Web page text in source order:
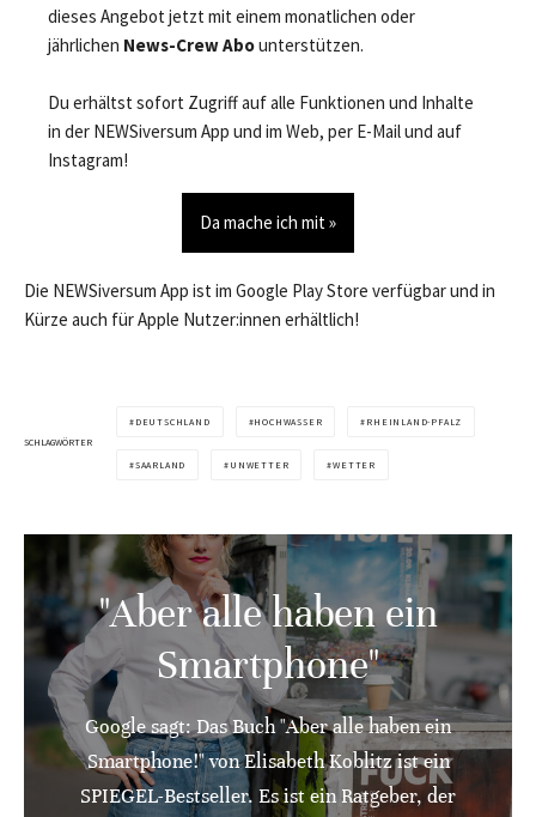
dieses Angebot jetzt mit einem monatlichen oder
jährlichen News-Crew Abounterstützen.
Du erhältst sofort Zugriff auf alle Funktionen und Inhalte
in der NEWSiversum App und im Web, per E-Mail und auf
Instagram!
Da mache ich mit »
Die NEWSiversum App ist im Google Play Store verfügbar und in
Kürze auch für Apple Nutzer:innen erhältlich!
SCHLAGWÖRTER
DEUTSCHLAND HOCHWASSER RHEINLAND-PFALZ
SAARLAND UNWETTER WETTER
"Aber alle haben ein
Smartphone"
Google sagt: Das Buch "Aber alle haben ein
Smartphone!" von Elisabeth Koblitz ist ein
SPIEGEL-Bestseller. Es ist ein Ratgeber, der